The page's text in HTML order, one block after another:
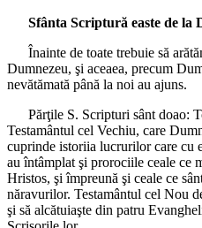
Sfânta Scriptură easte de la
Înainte de toate trebuie să
Dumnezeu, şi aceaea, precum
nevătămată până la noi au ajuns.
Părţile S. Scripturi sânt doao:
Testamântul cel Vechiu, care
cuprinde istoriia lucrurilor care cu
au întâmplat şi prorociile ceale ce
Hristos, şi împreună şi ceale ce
năravurilor. Testamântul cel Nou
şi să alcătuiaşte din patru